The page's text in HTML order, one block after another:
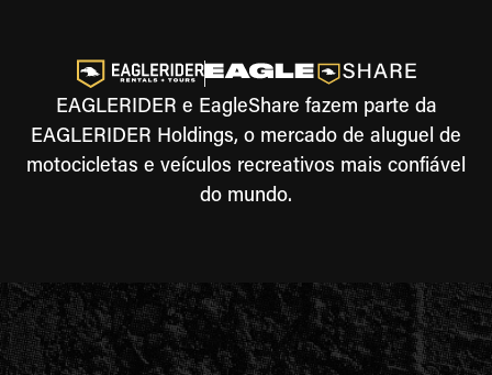
EAGLERIDER e EagleShare fazem parte da
EAGLERIDER Holdings, o mercado de aluguel de
motocicletas e veículos recreativos mais confiável
do mundo.